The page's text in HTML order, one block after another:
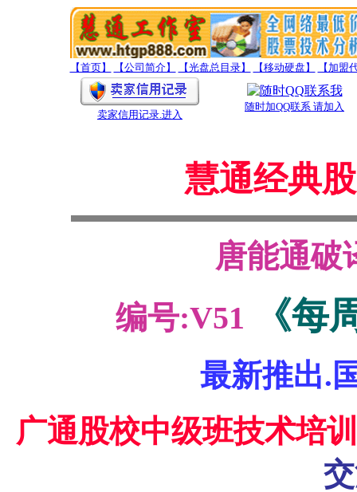
【首页】 【公司简介】 【光盘总目录】 【移动硬盘】 【加盟
卖家信用记录.进入
随时加QQ联系 请加入
慧通经典
唐能通破
编号:V51
《每
最新推出.
广通股校中级班技术培